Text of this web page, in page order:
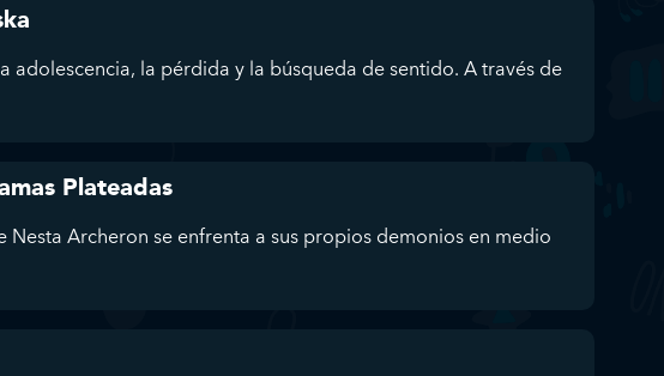
adolescencia, la pérdida y la búsqueda de sentido. A través de
Plateadas
Nesta Archeron se enfrenta a sus propios demonios en medio